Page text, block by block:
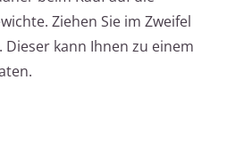
Ziehen Sie im Zweifel
Dieser kann Ihnen zu einem